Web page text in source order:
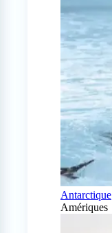
Antarctique
Amériques